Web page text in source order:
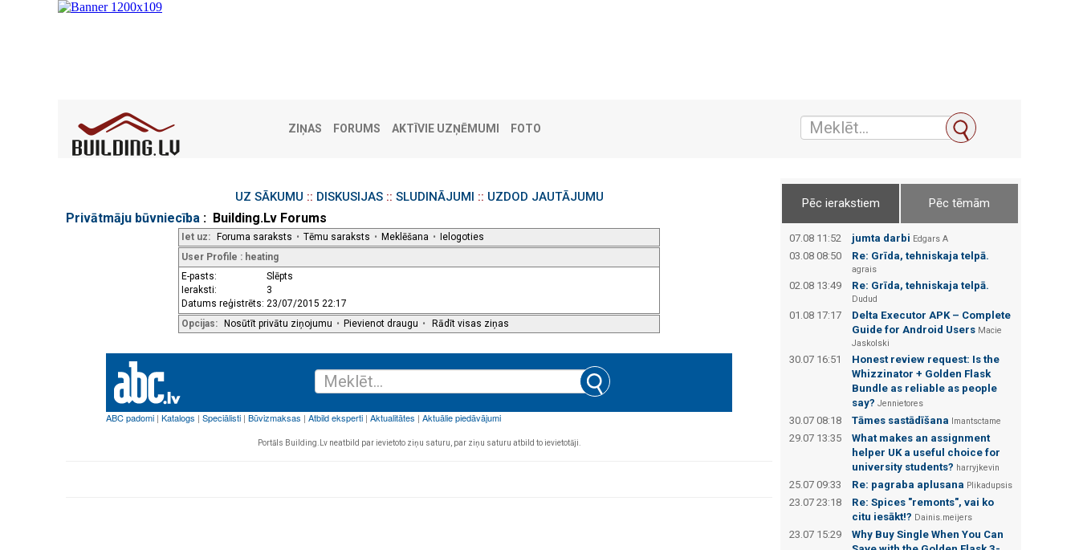
ZIŅAS FORUMS AKTĪVIE UZŅĒMUMI FOTO
UZ SĀKUMU :: DISKUSIJAS:: SLUDINĀJUMI :: UZDOD JAUTĀJUMU
Privātmāju būvniecība : Building.Lv Forums
Iet uz: Foruma saraksts • Tēmu saraksts • Meklēšana • Ielogoties
User Profile : heating
E-pasts:
Slēpts
Ieraksti:
3
Datums reģistrēts: 23/07/2015 22:17
Opcijas: Nosūtīt privātu ziņojumu • Pievienot draugu • Rādīt visas ziņas
Portāls Building.Lv neatbild par ievietoto ziņu saturu, par ziņu saturu atbild to ievietotāji.
Pēc ierakstiem Pēc tēmām
07.08 11:52 jumta darbi Edgars А
03.08 08:50 Re: Grīda, tehniskaja telpā.
agrais
02.08 13:49 Re: Grīda, tehniskaja telpā.
Dudud
01.08 17:17
Delta Executor APK – Complete
Guide for Android Users Macie
Jaskolski
30.07 16:51
Honest review request: Is the
Whizzinator + Golden Flask
Bundle as reliable as people
say? Jennietores
30.07 08:18 Tāmes sastādīšana Imantsctame
29.07 13:35
What makes an assignment
helper UK a useful choice for
university students? harryjkevin
25.07 09:33 Re: pagraba aplusana Plikadupsis
23.07 23:18
Re: Spices "remonts", vai ko
citu iesākt!? Dainis.meijers
23.07 15:29
Why Buy Single When You Can